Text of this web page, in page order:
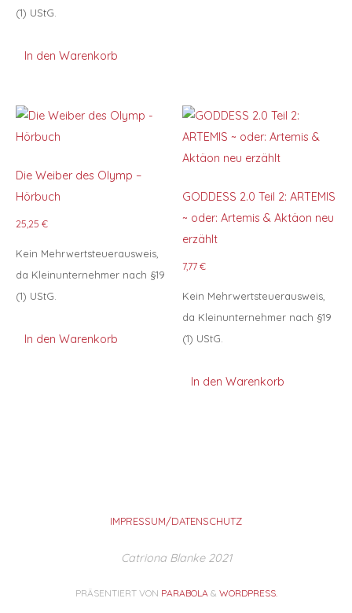
(1) UStG.
In den Warenkorb
Die Weiber des Olymp –
Hörbuch
25,25 €
Kein Mehrwertsteuerausweis,
da Kleinunternehmer nach §19
(1) UStG.
In den Warenkorb
GODDESS 2.0 Teil 2: ARTEMIS
~ oder: Artemis & Aktäon neu
erzählt
7,77€
Kein Mehrwertsteuerausweis,
da Kleinunternehmer nach §19
(1) UStG.
In den Warenkorb
IMPRESSUM/DATENSCHUTZ
Catriona Blanke 2021
PRÄSENTIERT VON PARABOLA & WORDPRESS.